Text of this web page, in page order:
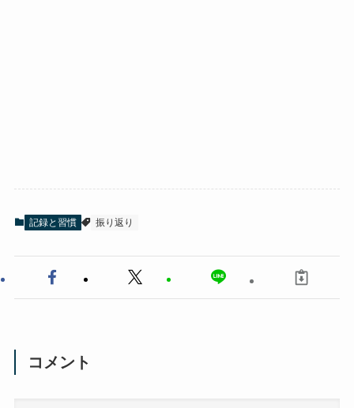
記録と習慣 振り返り
コメント